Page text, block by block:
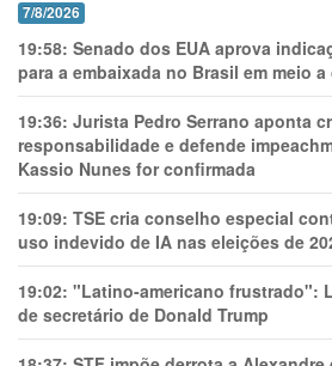
7/8/2026
19:58: Senado dos EUA aprova
para a embaixada no Brasil em meio
19:36: Jurista Pedro Serrano aponta
responsabilidade e defende
Kassio Nunes for confirmada
19:09: TSE cria conselho especial
uso indevido de IA nas eleições de
19:02: "Latino-americano frustrado":
de secretário de Donald Trump